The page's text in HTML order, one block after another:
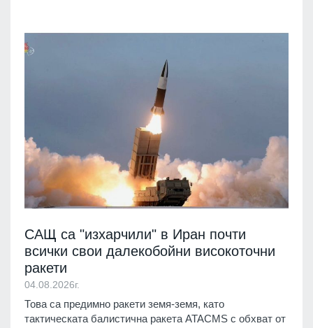
САЩ са "изхарчили" в Иран почти
всички свои далекобойни високоточни
ракети
04.08.2026г.
Това са предимно ракети земя-земя, като
тактическата балистична ракета ATACMS с обхват от